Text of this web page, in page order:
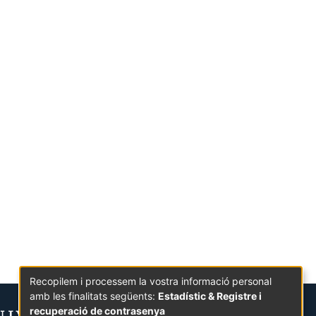
Recopilem i processem la vostra informació personal
amb les finalitats següents: Estadístic & Registre i
recuperació de contrasenya